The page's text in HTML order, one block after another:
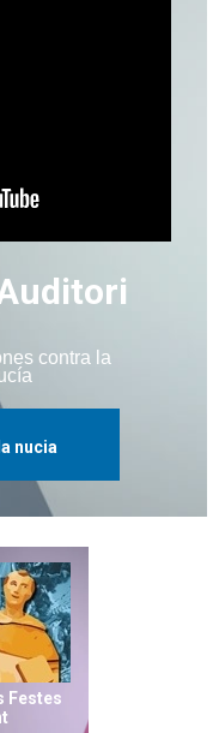
contra la
la nucia
Festes